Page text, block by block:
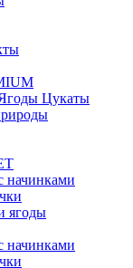
Цукаты
начинками
ягоды
начинками